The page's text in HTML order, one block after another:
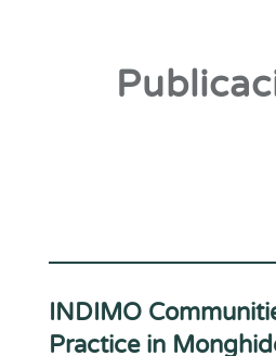
INDIMO
Practice in